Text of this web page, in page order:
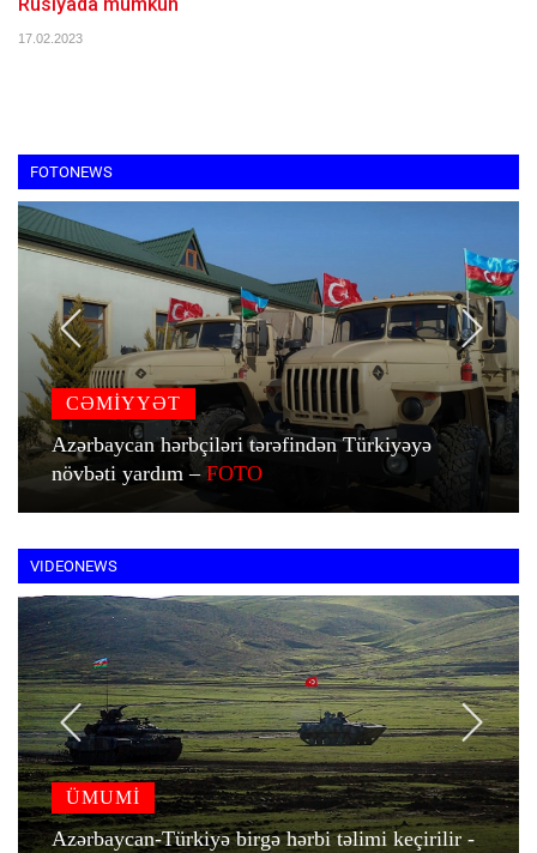
17.02.2023
FOTONEWS
CƏMİYYƏT
Azərbaycan hərbçiləri tərəfindən Türkiyəyə
növbəti yardım – FOTO
VIDEONEWS
ÜMUMİ
Azərbaycan-Türkiyə birgə hərbi təlimi keçirilir -